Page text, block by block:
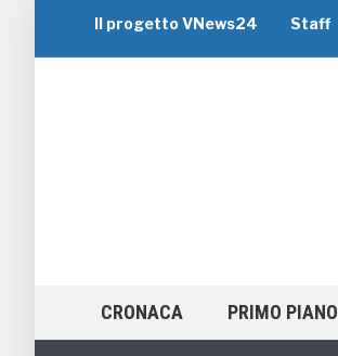
Il progetto VNews24 Staff
CRONACA PRIMO PIANO